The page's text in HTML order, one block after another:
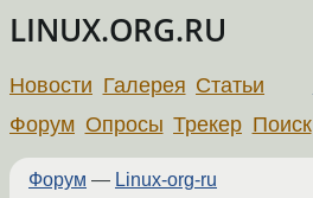
LINUX.ORG.RU
Новости Галерея Статьи
Форум Опросы Трекер Поиск
Форум — Linux-org-ru